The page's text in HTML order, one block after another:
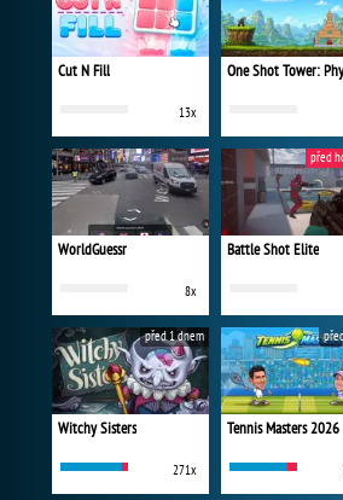
Cut N Fill
13x
WorldGuessr
8x
Battle Shot Elite
před
Witchy Sisters
271x
před 1 dnem
Tennis Masters 2026